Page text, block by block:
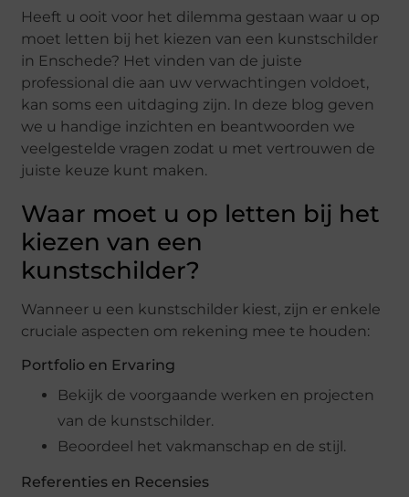
Heeft u ooit voor het dilemma gestaan waar u op
moet letten bij het kiezen van een kunstschilder
in Enschede? Het vinden van de juiste
professional die aan uw verwachtingen voldoet,
kan soms een uitdaging zijn. In deze blog geven
we u handige inzichten en beantwoorden we
veelgestelde vragen zodat u met vertrouwen de
juiste keuze kunt maken.
Waar moet u op letten bij het
kiezen van een
kunstschilder?
Wanneer u een kunstschilder kiest, zijn er enkele
cruciale aspecten om rekening mee te houden:
Portfolio en Ervaring
Bekijk de voorgaande werken en projecten
van de kunstschilder.
Beoordeel het vakmanschap en de stijl.
Referenties en Recensies